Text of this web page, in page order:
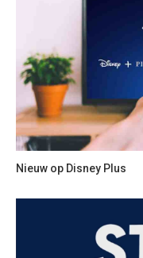
Nieuw op Disney Plus